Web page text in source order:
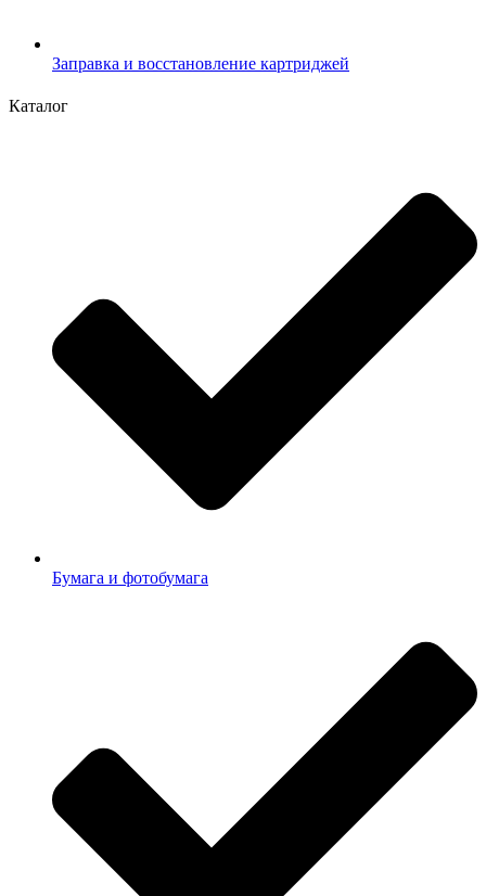
Заправка и восстановление картриджей
Каталог
Бумага и фотобумага